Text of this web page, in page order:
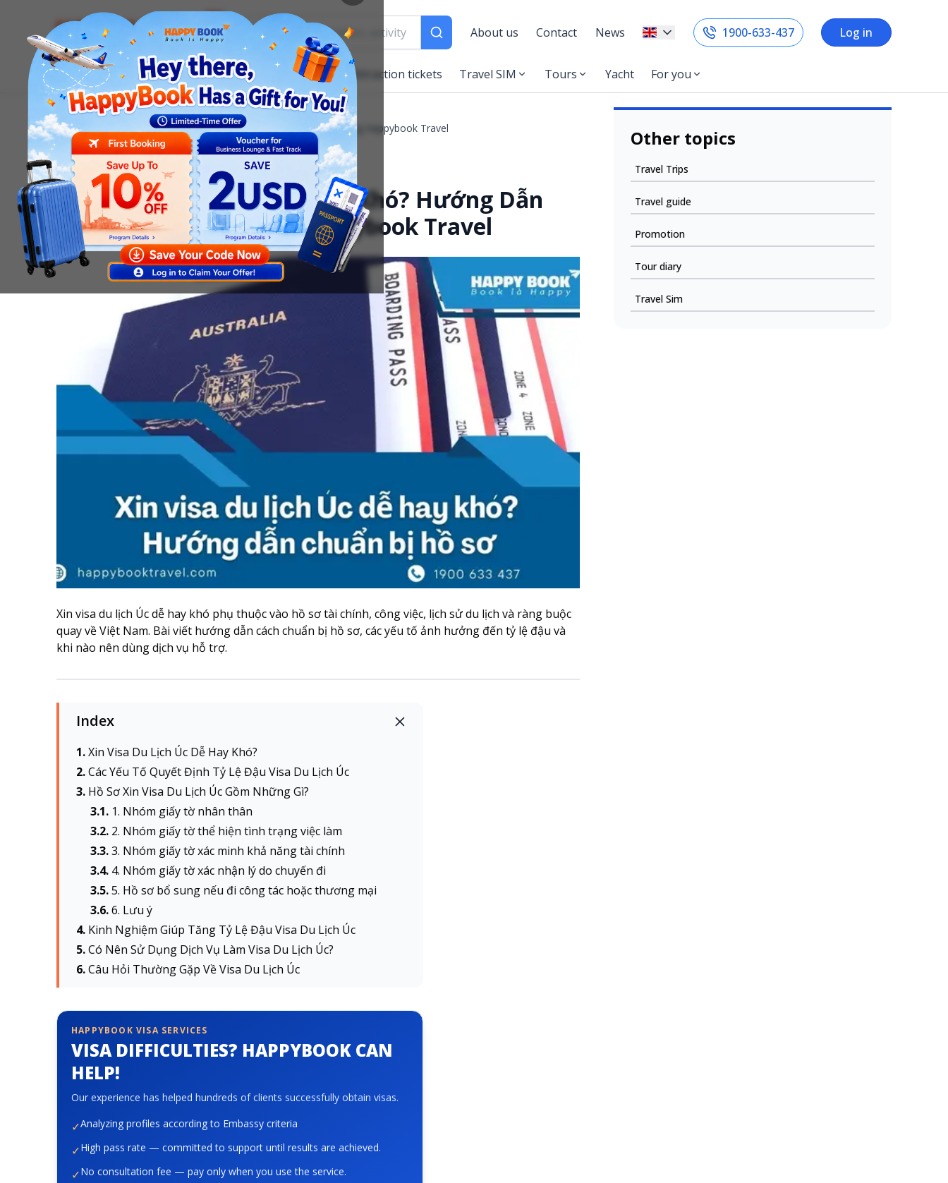
About us Contact News 1900-633-437 Log in
Airline tickets Hotel Visa Airport services Attraction tickets Travel SIM Tours Yacht For you
Homepage News
Visa news
Xin Visa Du Lịch Úc Dễ Hay Khó? Hướng Dẫn Chuẩn Bị Hồ Sơ Cùng Happybook Travel
Visa news
Xin Visa Du Lịch Úc Dễ Hay Khó? Hướng Dẫn
Chuẩn Bị Hồ Sơ Cùng Happybook Travel
Xin visa du lịch Úc dễ hay khó phụ thuộc vào hồ sơ tài chính, công việc, lịch sử du lịch và ràng buộc
quay về Việt Nam. Bài viết hướng dẫn cách chuẩn bị hồ sơ, các yếu tố ảnh hưởng đến tỷ lệ đậu và
khi nào nên dùng dịch vụ hỗ trợ.
Index
Xin Visa Du Lịch Úc Dễ Hay Khó?
Các Yếu Tố Quyết Định Tỷ Lệ Đậu Visa Du Lịch Úc
Hồ Sơ Xin Visa Du Lịch Úc Gồm Những Gì?
1. Nhóm giấy tờ nhân thân
2. Nhóm giấy tờ thể hiện tình trạng việc làm
3. Nhóm giấy tờ xác minh khả năng tài chính
4. Nhóm giấy tờ xác nhận lý do chuyến đi
5. Hồ sơ bổ sung nếu đi công tác hoặc thương mại
6. Lưu ý
Kinh Nghiệm Giúp Tăng Tỷ Lệ Đậu Visa Du Lịch Úc
Có Nên Sử Dụng Dịch Vụ Làm Visa Du Lịch Úc?
Câu Hỏi Thường Gặp Về Visa Du Lịch Úc
HAPPYBOOK VISA SERVICES
VISA DIFFICULTIES? HAPPYBOOK CAN
HELP!
Our experience has helped hundreds of clients successfully obtain visas.
✓Analyzing profiles according to Embassy criteria
✓High pass rate — committed to support until results are achieved.
✓No consultation fee — pay only when you use the service.
Other topics
Travel Trips
Travel guide
Promotion
Tour diary
Travel Sim